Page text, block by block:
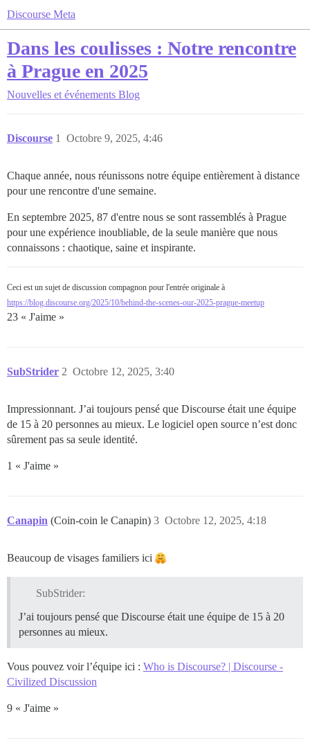
Discourse Meta
Dans les coulisses : Notre rencontre
à Prague en 2025
Nouvelles et événements Blog
Discourse Octobre 9, 2025, 4:46
1
Chaque année, nous réunissons notre équipe entièrement à distance
pour une rencontre d'une semaine.
En septembre 2025, 87 d'entre nous se sont rassemblés à Prague
pour une expérience inoubliable, de la seule manière que nous
connaissons : chaotique, saine et inspirante.
Ceci est un sujet de discussion compagnon pour l'entrée originale à
https://blog.discourse.org/2025/10/behind-the-scenes-our-2025-prague-meetup
23 « J'aime »
SubStrider Octobre 12, 2025, 3:40
2
Impressionnant. J’ai toujours pensé que Discourse était une équipe
de 15 à 20 personnes au mieux. Le logiciel open source n’est donc
sûrement pas sa seule identité.
1 « J'aime »
Canapin (Coin-coin le Canapin) Octobre 12, 2025, 4:18
3
Beaucoup de visages familiers ici
SubStrider:
J’ai toujours pensé que Discourse était une équipe de 15 à 20
personnes au mieux.
Vous pouvez voir l’équipe ici : Who is Discourse? | Discourse -
Civilized Discussion
9 « J'aime »